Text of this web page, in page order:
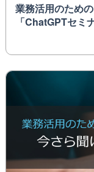
業務活用のため
「ChatGPTセミ